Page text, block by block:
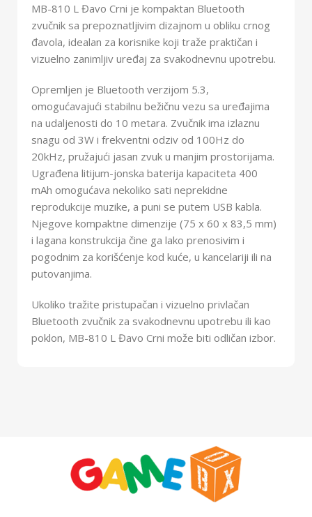
MB-810 L Đavo Crni je kompaktan Bluetooth
zvučnik sa prepoznatljivim dizajnom u obliku crnog
đavola, idealan za korisnike koji traže praktičan i
vizuelno zanimljiv uređaj za svakodnevnu upotrebu.
Opremljen je Bluetooth verzijom 5.3,
omogućavajući stabilnu bežičnu vezu sa uređajima
na udaljenosti do 10 metara. Zvučnik ima izlaznu
snagu od 3W i frekventni odziv od 100Hz do
20kHz, pružajući jasan zvuk u manjim prostorijama.
Ugrađena litijum-jonska baterija kapaciteta 400
mAh omogućava nekoliko sati neprekidne
reprodukcije muzike, a puni se putem USB kabla.
Njegove kompaktne dimenzije (75 x 60 x 83,5 mm)
i lagana konstrukcija čine ga lako prenosivim i
pogodnim za korišćenje kod kuće, u kancelariji ili na
putovanjima.
Ukoliko tražite pristupačan i vizuelno privlačan
Bluetooth zvučnik za svakodnevnu upotrebu ili kao
poklon, MB-810 L Đavo Crni može biti odličan izbor.